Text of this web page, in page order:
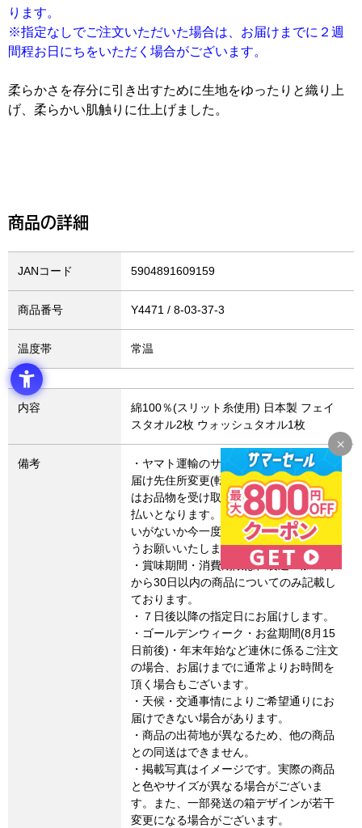
ります。
※指定なしでご注文いただいた場合は、お届けまでに２週
間程お日にちをいただく場合がございます。
柔らかさを存分に引き出すために生地をゆったりと織り上
げ、柔らかい肌触りに仕上げました。
商品の詳細
JANコード 5904891609159
商品番号 Y4471
温度帯 常温
内容
綿100％(スリット糸使用) 日本製 フェイ
スタオル2枚 ウォッシュタオル1枚
備考
・ヤマト運輸のサービス変更により、お
届け先住所変更(転送)した場合、転送費用
はお品物を受け取るお客さまによるお支
払いとなります。お届け先住所にお間違
いがないか今一度ご確認いただきますよ
うお願いいたします。
・賞味期間・消費期限は、製造・加工日
から30日以内の商品についてのみ記載し
ております。
・７日後以降の指定日にお届けします。
・ゴールデンウィーク・お盆期間(8月15
日前後)・年末年始など連休に係るご注文
の場合、お届けまでに通常よりお時間を
頂く場合もございます。
・天候・交通事情によりご希望通りにお
届けできない場合があります。
・商品の出荷地が異なるため、他の商品
との同送はできません。
・掲載写真はイメージです。実際の商品
と色やサイズが異なる場合がございま
す。また、一部発送の箱デザインが若干
変更になる場合がございます。